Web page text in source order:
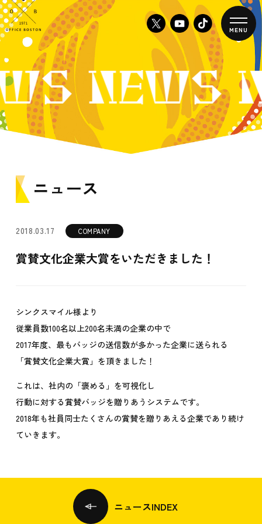
MENU
NEWS
ニュース
2018.03.17 COMPANY
賞賛文化企業大賞をいただきました！
シンクスマイル様より
従業員数100名以上200名未満の企業の中で
2017年度、最もバッジの送信数が多かった企業に送られる
「賞賛文化企業大賞」を頂きました！
これは、社内の「褒める」を可視化し
行動に対する賞賛バッジを贈りあうシステムです。
2018年も社員同士たくさんの賞賛を贈りあえる企業であり続け
ていきます。
ニュースINDEX